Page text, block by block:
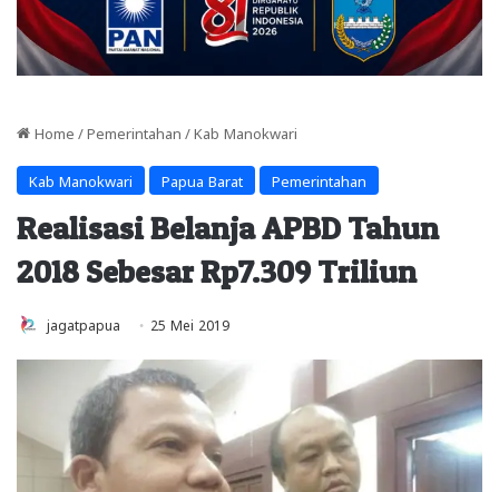
Home / Pemerintahan / Kab Manokwari
Kab Manokwari Papua Barat Pemerintahan
Realisasi Belanja APBD Tahun
2018 Sebesar Rp7.309 Triliun
jagatpapua 25 Mei 2019